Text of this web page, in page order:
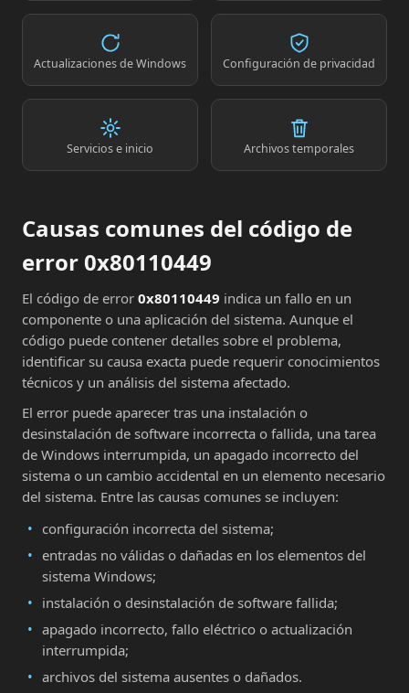
Actualizaciones de Windows Configuración de privacidad
Servicios e inicio Archivos temporales
Causas comunes del código de
error 0x80110449
El código de error 0x80110449 indica un fallo en un
componente o una aplicación del sistema. Aunque el
código puede contener detalles sobre el problema,
identificar su causa exacta puede requerir conocimientos
técnicos y un análisis del sistema afectado.
El error puede aparecer tras una instalación o
desinstalación de software incorrecta o fallida, una tarea
de Windows interrumpida, un apagado incorrecto del
sistema o un cambio accidental en un elemento necesario
del sistema. Entre las causas comunes se incluyen:
configuración incorrecta del sistema;
entradas no válidas o dañadas en los elementos del
sistema Windows;
instalación o desinstalación de software fallida;
apagado incorrecto, fallo eléctrico o actualización
interrumpida;
archivos del sistema ausentes o dañados.